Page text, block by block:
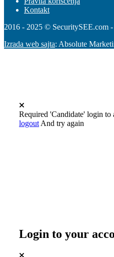
Kontakt
2016 - 2025 © SecuritySEE.com
Izrada web sajta: Absolute
Required 'Candidate' login to
logout And try again
Login to your